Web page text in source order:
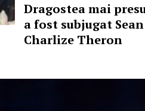
Dragostea mai
a fost subjugat
Charlize Theron